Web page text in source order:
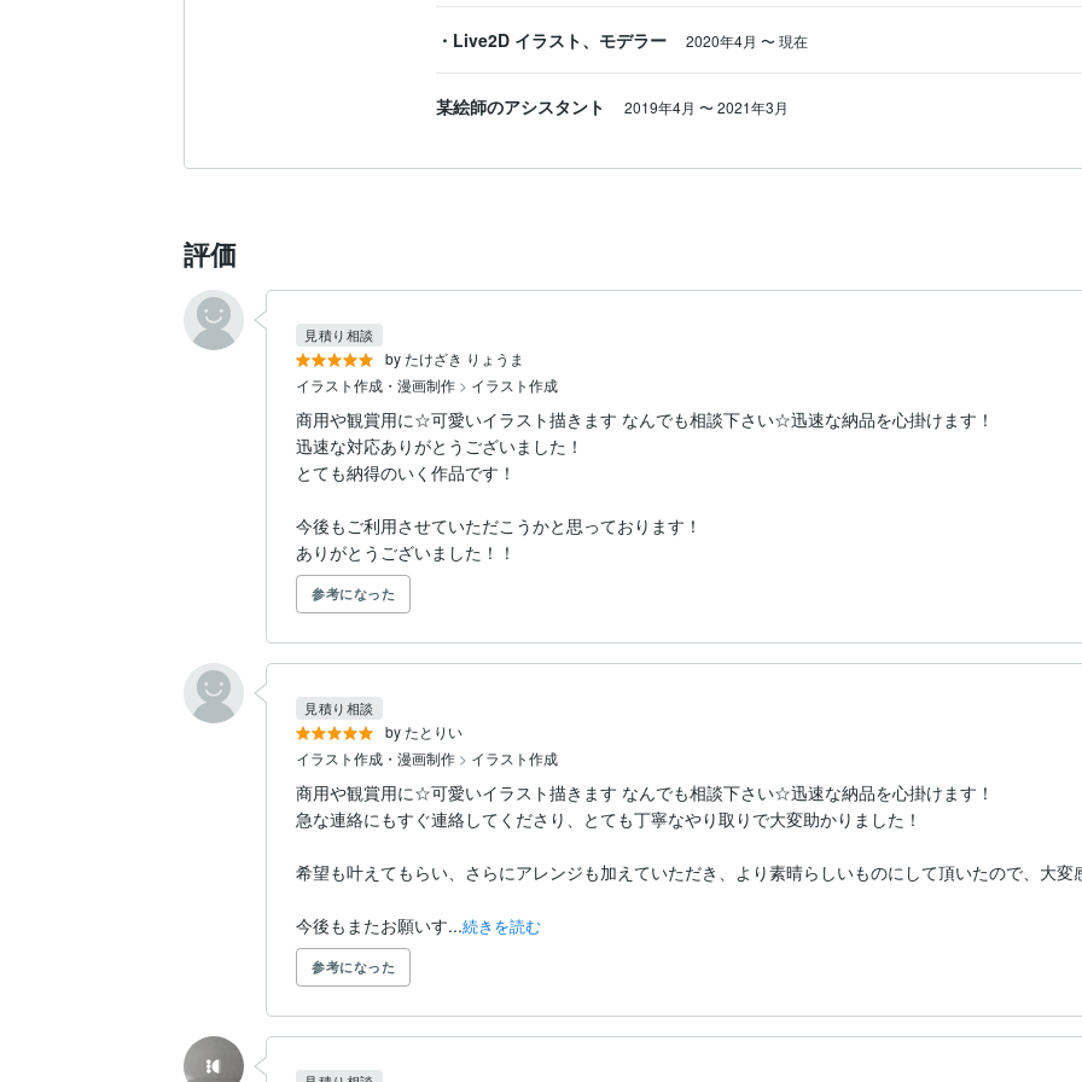
・Live2D イラスト、モデラー 2020年4月 〜現在
某絵師のアシスタント 2019年4月 〜2021年3月
評価
by たけざき りょうま
見積り相談
イラスト作成・漫画制作 > イラスト作成
商用や観賞用に☆可愛いイラスト描きます なんでも相談下さい☆迅速な納品を心掛けます！
迅速な対応ありがとうございました！
とても納得のいく作品です！
今後もご利用させていただこうかと思っております！
ありがとうございました！！
参考になった
by たとりい
見積り相談
イラスト作成・漫画制作 > イラスト作成
商用や観賞用に☆可愛いイラスト描きます なんでも相談下さい☆迅速な納品を心掛けます！
急な連絡にもすぐ連絡してくださり、とても丁寧なやり取りで大変助かりました！
希望も叶えてもらい、さらにアレンジも加えていただき、より素晴らしいものにして頂いたので、大変
今後もまたお願いす...続きを読む
参考になった